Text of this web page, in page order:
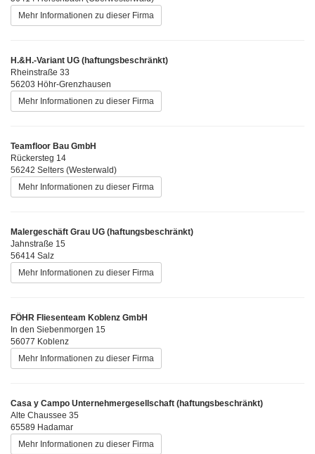
Mehr Informationen zu dieser Firma
H.&H.-Variant UG (haftungsbeschränkt)
Rheinstraße 33
56203 Höhr-Grenzhausen
Mehr Informationen zu dieser Firma
Teamfloor Bau GmbH
Rückersteg 14
56242 Selters (Westerwald)
Mehr Informationen zu dieser Firma
Malergeschäft Grau UG (haftungsbeschränkt)
Jahnstraße 15
56414 Salz
Mehr Informationen zu dieser Firma
FÖHR Fliesenteam Koblenz GmbH
In den Siebenmorgen 15
56077 Koblenz
Mehr Informationen zu dieser Firma
Casa y Campo Unternehmergesellschaft (haftungsbeschränkt)
Alte Chaussee 35
65589 Hadamar
Mehr Informationen zu dieser Firma